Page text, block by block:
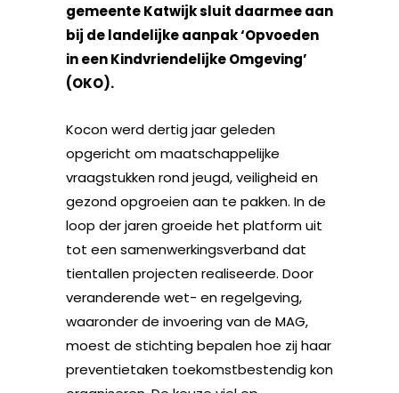
gemeente Katwijk sluit daarmee aan
bij de landelijke aanpak ‘Opvoeden
in een Kindvriendelijke Omgeving’
(OKO).
Kocon werd dertig jaar geleden
opgericht om maatschappelijke
vraagstukken rond jeugd, veiligheid en
gezond opgroeien aan te pakken. In de
loop der jaren groeide het platform uit
tot een samenwerkingsverband dat
tientallen projecten realiseerde. Door
veranderende wet- en regelgeving,
waaronder de invoering van de MAG,
moest de stichting bepalen hoe zij haar
preventietaken toekomstbestendig kon